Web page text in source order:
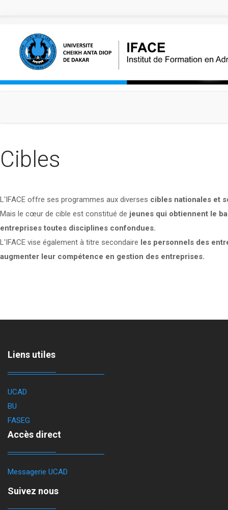
Cibles
L'IFACE offre ses programmes aux diverses cibles nationales et
Mais le cœur de cible est constitué de jeunes qui obtiennent le
entreprises toutes disciplines confondues.
L'IFACE vise également à titre secondaire les personnels des
augmenter leur compétence en gestion des entreprises.
Liens utiles
UCAD
BU
FASEG
Accès direct
Messagerie UCAD
Suivez nous